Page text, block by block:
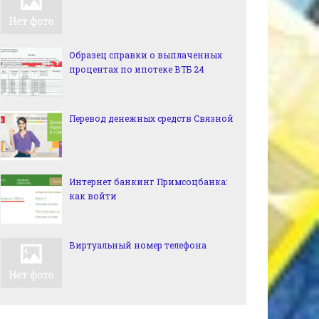
Образец справки о выплаченных
процентах по ипотеке ВТБ 24
Перевод денежных средств Связной
Интернет банкинг Примсоцбанка:
как войти
Виртуальный номер телефона